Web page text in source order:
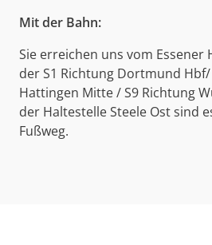
Mit der Bahn:
Sie erreichen uns vom
der S1 Richtung Dortmund
Hattingen Mitte / S9 Richtung
der Haltestelle Steele Ost sind
Fußweg.